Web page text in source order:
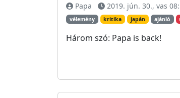
Papa 2019. jún. 30., vas
vélemény kritika japán ajánló
Három szó: Papa is back!